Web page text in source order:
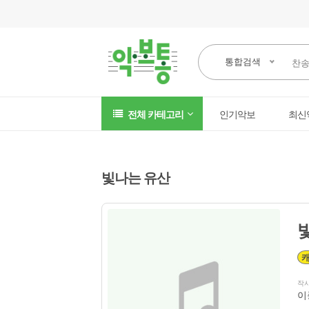
통합검색
전체 카테고리 인기악보 최
빛나는 유산
작